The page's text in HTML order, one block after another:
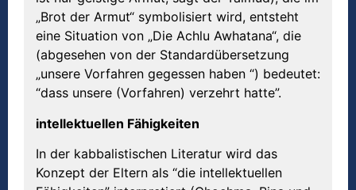
„Brot der Armut“ symbolisiert wird, entsteht
eine Situation von „Die Achlu Awhatana“, die
(abgesehen von der Standardübersetzung
„unsere Vorfahren gegessen haben “) bedeutet:
“dass unsere (Vorfahren) verzehrt hatte”.
intellektuellen Fähigkeiten
In der kabbalistischen Literatur wird das
Konzept der Eltern als “die intellektuellen